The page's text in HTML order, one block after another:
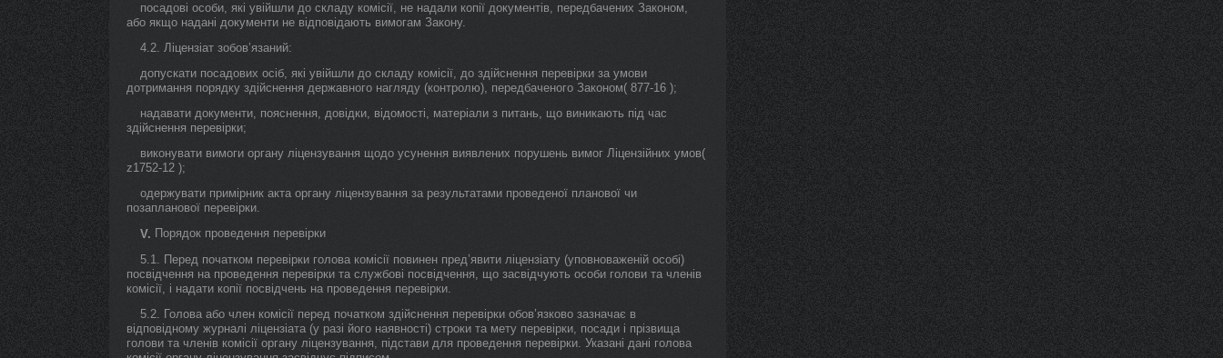
посадові особи, які увійшли до складу комісії, не надали копії документів, передбачених Законом,
або якщо надані документи не відповідають вимогам Закону.
4.2. Ліцензіат зобов’язаний:
допускати посадових осіб, які увійшли до складу комісії, до здійснення перевірки за умови
дотримання порядку здійснення державного нагляду (контролю), передбаченого Законом( 877-16 );
надавати документи, пояснення, довідки, відомості, матеріали з питань, що виникають під час
здійснення перевірки;
виконувати вимоги органу ліцензування щодо усунення виявлених порушень вимог Ліцензійних умов(
z1752-12 );
одержувати примірник акта органу ліцензування за результатами проведеної планової чи
позапланової перевірки.
V. Порядок проведення перевірки
5.1. Перед початком перевірки голова комісії повинен пред’явити ліцензіату (уповноваженій особі)
посвідчення на проведення перевірки та службові посвідчення, що засвідчують особи голови та членів
комісії, і надати копії посвідчень на проведення перевірки.
5.2. Голова або член комісії перед початком здійснення перевірки обов’язково зазначає в
відповідному журналі ліцензіата (у разі його наявності) строки та мету перевірки, посади і прізвища
голови та членів комісії органу ліцензування, підстави для проведення перевірки. Указані дані голова